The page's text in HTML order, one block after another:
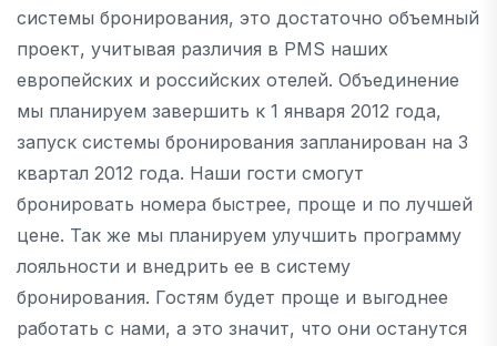
системы бронирования, это достаточно объемный
проект, учитывая различия в PMS наших
европейских и российских отелей. Объединение
мы планируем завершить к 1 января 2012 года,
запуск системы бронирования запланирован на 3
квартал 2012 года. Наши гости смогут
бронировать номера быстрее, проще и по лучшей
цене. Так же мы планируем улучшить программу
лояльности и внедрить ее в систему
бронирования. Гостям будет проще и выгоднее
работать с нами, а это значит, что они останутся